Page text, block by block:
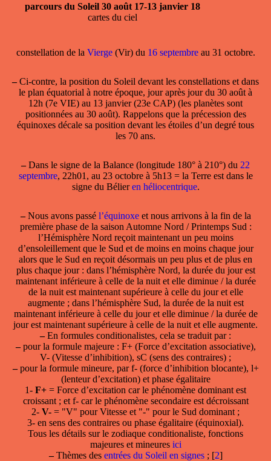
parcours du Soleil 30 août 17-13 janvier 18
cartes du ciel
constellation de la Vierge(Vir) du 16 septembreau 31 octobre.
–Ci-contre, la position du Soleil devant les constellations et dans
le plan équatorial à notre époque, jour après jour du 30 août à
12h (7e VIE) au 13 janvier (23e CAP) (les planètes sont
positionnées au 30 août). Rappelons que la précession des
équinoxes décale sa position devant les étoiles d’un degré tous
les 70 ans.
–Dans le signe de la Balance (longitude 180° à 210°) du 22
septembre, 22h01, au 23 octobre à 5h13 = la Terre est dans le
signe du Bélieren héliocentrique.
–Nous avons passé l’équinoxeet nous arrivons à la fin de la
première phase de la saison Automne Nord / Printemps Sud :
l’Hémisphère Nord reçoit maintenant un peu moins
d’ensoleillement que le Sud et de moins en moins chaque jour
alors que le Sud en reçoit désormais un peu plus et de plus en
plus chaque jour : dans l’hémisphère Nord, la durée du jour est
maintenant inférieure à celle de la nuit et elle diminue / la durée
de la nuit est maintenant supérieure à celle du jour et elle
augmente ; dans l’hémisphère Sud, la durée de la nuit est
maintenant inférieure à celle du jour et elle diminue / la durée de
jour est maintenant supérieure à celle de la nuit et elle augmente.
–En formules conditionalistes, cela se traduit par :
–pour la formule majeure : F+ (Force d’excitation associative),
V- (Vitesse d’inhibition), sC (sens des contraires) ;
–pour la formule mineure, par f- (force d’inhibition blocante), l+
(lenteur d’excitation) et phase égalitaire
1- F+ = Force d’excitation car le phénomène dominant est
croissant ; et f- car le phénomène secondaire est décroissant
2- V- = "V" pour Vitesse et "-" pour le Sud dominant ;
3- en sens des contraires ou phase égalitaire (équinoxial).
Tous les détails sur le zodiaque conditionaliste, fonctions
majeures et mineures ici
–Thèmes des entrées du Soleil en signes; [2]